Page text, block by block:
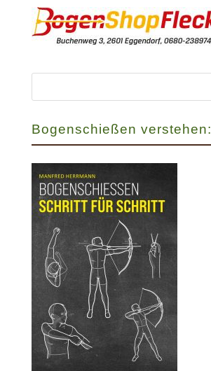
Bogenschießen verstehen: